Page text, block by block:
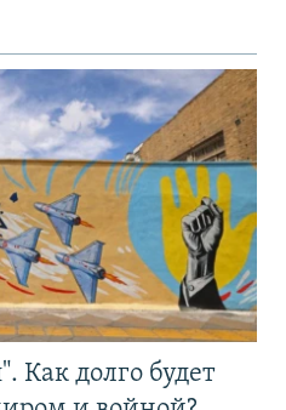
Как долго будет